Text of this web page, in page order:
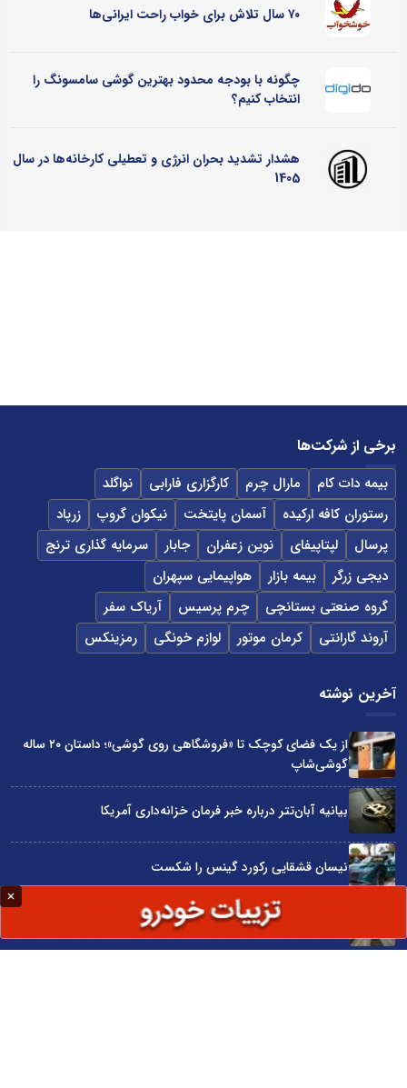
۷۰ سال تلاش برای خواب راحت ایرانی‌ها
چگونه با بودجه محدود بهترین گوشی سامسونگ را
انتخاب کنیم؟
هشدار تشدید بحران انرژی و تعطیلی کارخانه‌ها در سال
1405
برخی از شرکت‌ها
بیمه دات کام مارال چرم کارگزاری فارابی
نواگلد
رستوران کافه ارکیده
آسمان پایتخت نیکوان گروپ
زرپاد
پرسال
لپتاپیفای نوین زعفران جابار
سرمایه گذاری ترنج
دیجی زرگر
بیمه بازار
هواپیمایی سپهران
گروه صنعتی بستانچی
چرم پرسیس
آریاک سفر
آروند گارانتی
کرمان موتور لوازم خونگی رمزینکس
آخرین نوشته
از یک فضای کوچک تا «فروشگاهی روی گوشی»؛ داستان ۲۰ ساله
گوشی‌شاپ
بیانیه آبان‌تتر درباره خبر فرمان خزانه‌داری آمریکا
نیسان قشقایی رکورد گینس را شکست
توسعه ایران با شعار محقق نمی‌شود